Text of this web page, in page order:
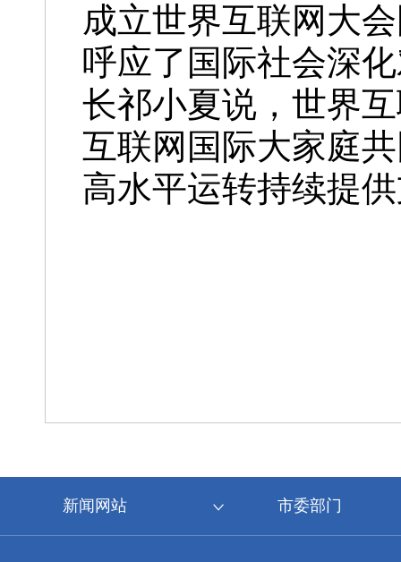
成立世界互联网大
呼应了国际社会深
长祁小夏说，世界
互联网国际大家庭
高水平运转持续提
新闻网站 市委部门